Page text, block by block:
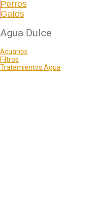
Perros
Gatos
Agua Dulce
Acuarios
Filtros
Tratamientos Agua